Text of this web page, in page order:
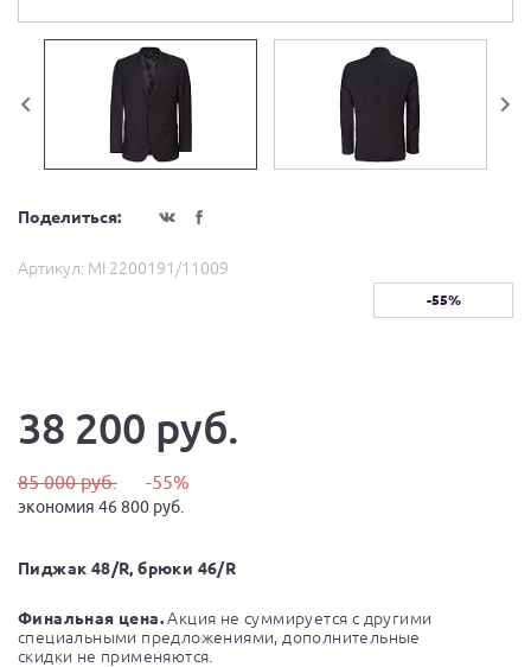
Поделиться:
Артикул: MI 2200191/11009
-55%
38 200 руб.
85 000 руб. -55%
экономия 46 800 руб.
Пиджак 48/R, брюки 46/R
Финальная цена.Акция не суммируется с другими
специальными предложениями, дополнительные
скидки не применяются.